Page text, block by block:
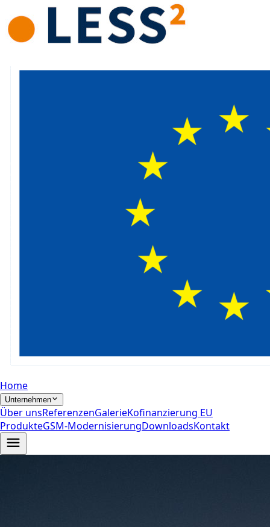
Home
Unternehmen
Über unsReferenzenGalerieKofinanzierung EU
ProdukteGSM-ModernisierungDownloadsKontakt